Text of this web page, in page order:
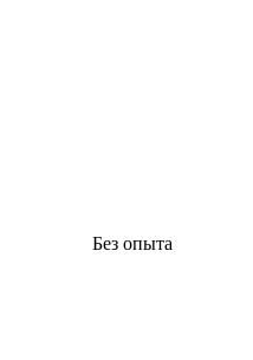
Без опыта